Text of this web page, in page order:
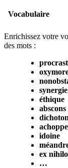
Vocabulaire
Enrichissez votre
des mots :
synergie
éthique
abscons
idoine
ex nihilo
…